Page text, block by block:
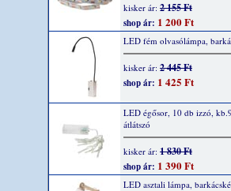
kisker ár: 2 155 Ft
shop ár: 1 200 Ft
LED fém olvasólámpa,
kisker ár: 2 445 Ft
shop ár: 1 425 Ft
LED égősor, 10 db izzó,
átlátszó
kisker ár: 1 830 Ft
shop ár: 1 390 Ft
LED asztali lámpa,